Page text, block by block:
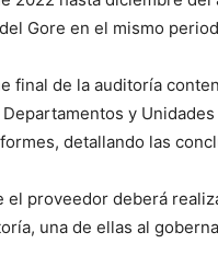
Gore en el mismo
final de la auditoría
y
detallando las
el proveedor deberá
una de ellas al